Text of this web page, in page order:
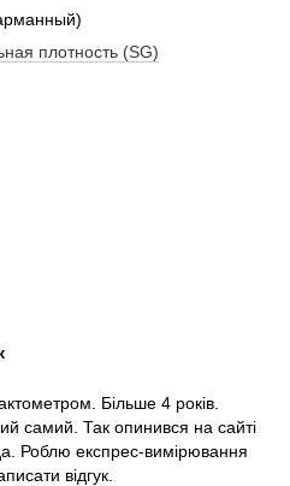
плотность (SG)
Більше 4 років.
самий. Так опинився на сайті
Роблю експрес-вимірювання
відгук.